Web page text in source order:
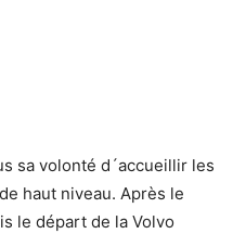
sa volonté d´accueillir les
haut niveau. Après le
le départ de la Volvo